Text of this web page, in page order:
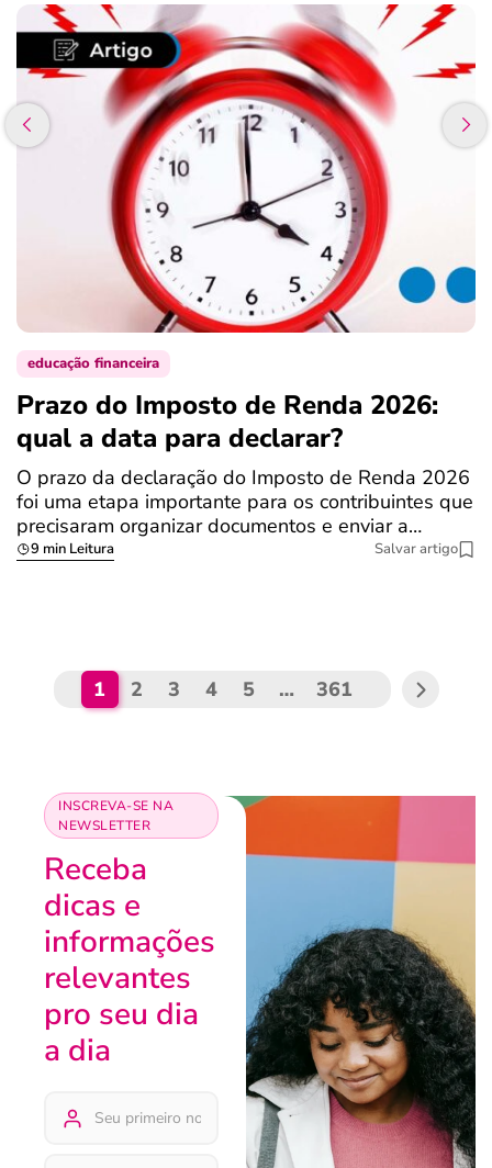
educação financeira
Prazo do Imposto de Renda 2026:
qual a data para declarar?
O prazo da declaração do Imposto de Renda 2026
foi uma etapa importante para os contribuintes que
precisaram organizar documentos e enviar a…
9 min Leitura Salvar artigo
1 2 3 4 5 … 361
INSCREVA-SE NA
NEWSLETTER
Receba
dicas e
informações
relevantes
pro seu dia
a dia